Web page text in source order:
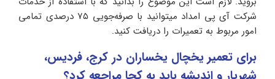
شرکت آی پی امداد میتوانید با صرفه‌جویی ۷۵ درصدی تمامی
امور مربوط به تعمیرات را دریافت کنید.
برای تعمیر یخچال یخساران در کرج، فردیس،